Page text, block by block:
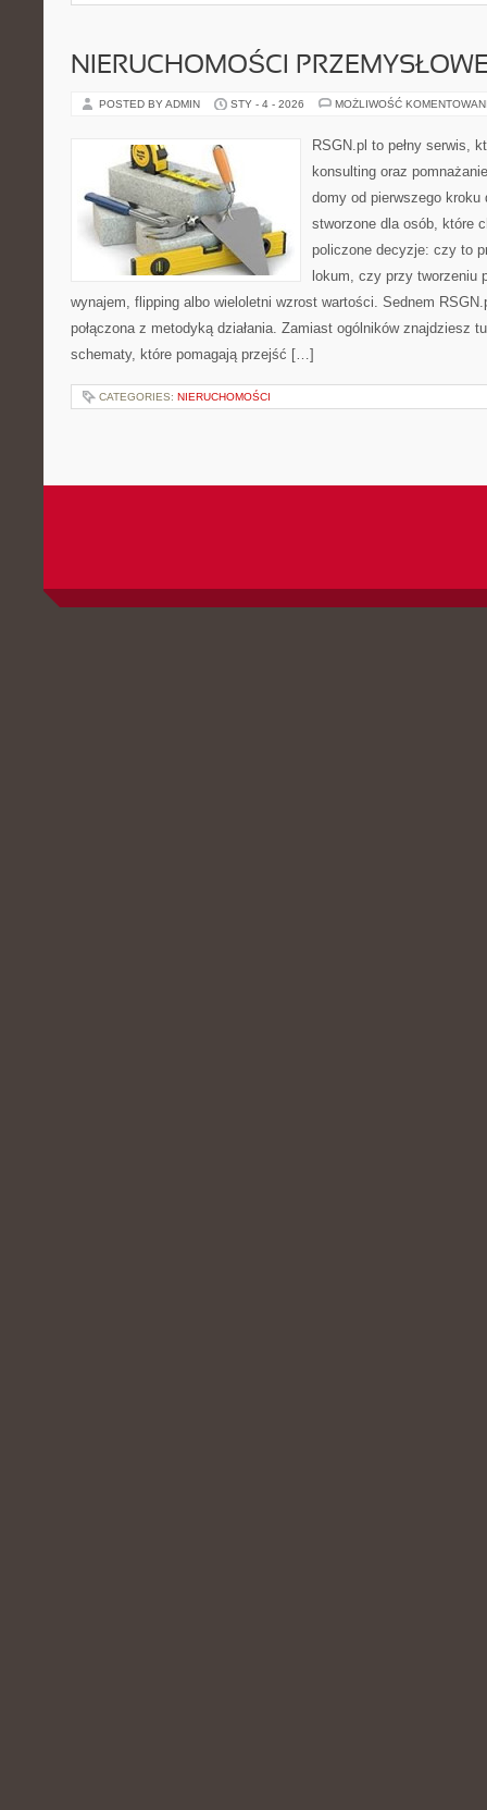
NIERUCHOMOŚCI
POSTED BY ADMIN STY - 4 - 2026 MOŻLIWOŚĆ
RSGN.pl to pełny serwis,
konsulting oraz
domy od pierwszego
stworzone dla osób, które
policzone decyzje: czy to
lokum, czy przy tworzeniu
wynajem, flipping albo wieloletni wzrost wartości. Sednem
połączona z metodyką działania. Zamiast ogólników znajdziesz
schematy, które pomagają przejść […]
CATEGORIES: NIERUCHOMOŚCI